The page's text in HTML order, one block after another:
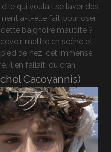
qui voulait se laver des
a-t-elle fait pour oser
baignoire maudite ?
mettre en scène et
de nez, cet immense
il en fallait, du cran.
Cacoyannis)